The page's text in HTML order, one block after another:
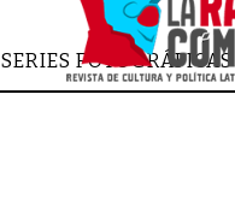
SERIES FOTOGRÁFICAS